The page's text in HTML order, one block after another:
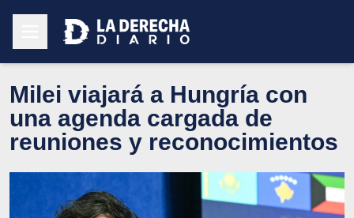
Milei viajará a Hungría con
una agenda cargada de
reuniones y reconocimientos